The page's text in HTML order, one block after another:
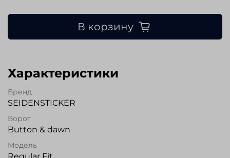
В корзину
Характеристики
Бренд
SEIDENSTICKER
Ворот
Button & dawn
Модель